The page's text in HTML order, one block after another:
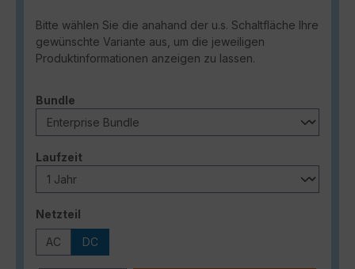
Bitte wählen Sie die anahand der u.s. Schaltfläche Ihre
gewünschte Variante aus, um die jeweiligen
Produktinformationen anzeigen zu lassen.
Bundle
Laufzeitauswählen
Netzteil
AC DC